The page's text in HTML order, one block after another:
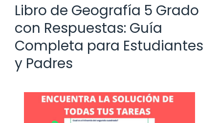
Libro de Geografía 5 Grado
con Respuestas: Guía
Completa para Estudiantes
y Padres